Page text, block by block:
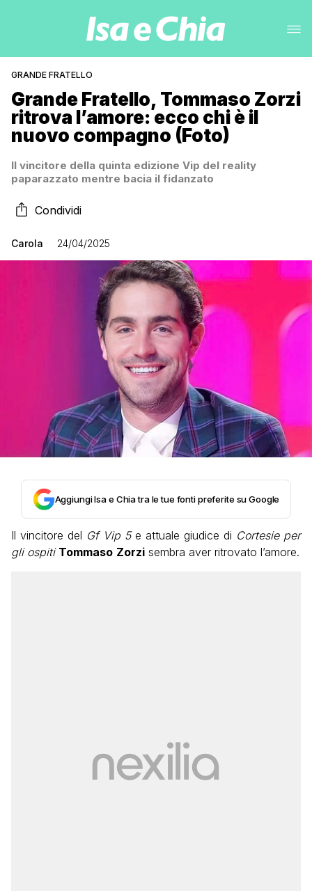
GRANDE FRATELLO
Grande Fratello, Tommaso Zorzi
ritrova l’amore: ecco chi è il
nuovo compagno (Foto)
Il vincitore della quinta edizione Vip del reality
paparazzato mentre bacia il fidanzato
Condividi
Carola 24/04/2025
Aggiungi Isa e Chia tra le tue fonti preferite su Google
Il vincitore del Gf Vip 5e attuale giudice di Cortesie per
gli ospiti Tommaso Zorzi sembra aver ritrovato l’amore.